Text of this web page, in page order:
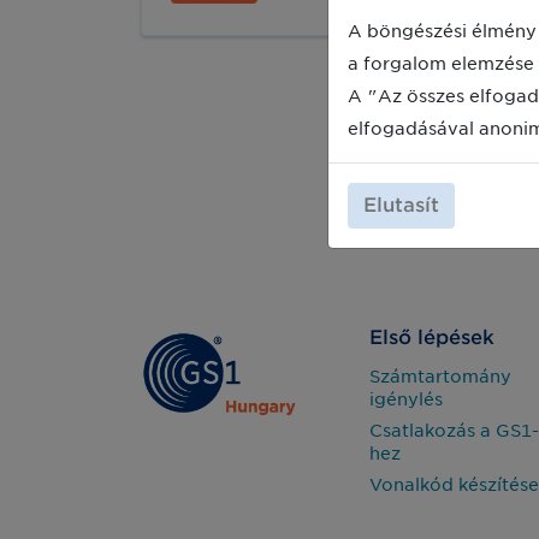
Önt a Magyar Lean & Green
Programindító online workshopjára,
2020. június 9-én 9:00 órától.
Első lépések
Számtartomány
igénylés
Csatlakozás a GS1-
hez
Vonalkód készítése
A böngészési
a forgalom
A "Az összes
elfogadásával
Elutasít